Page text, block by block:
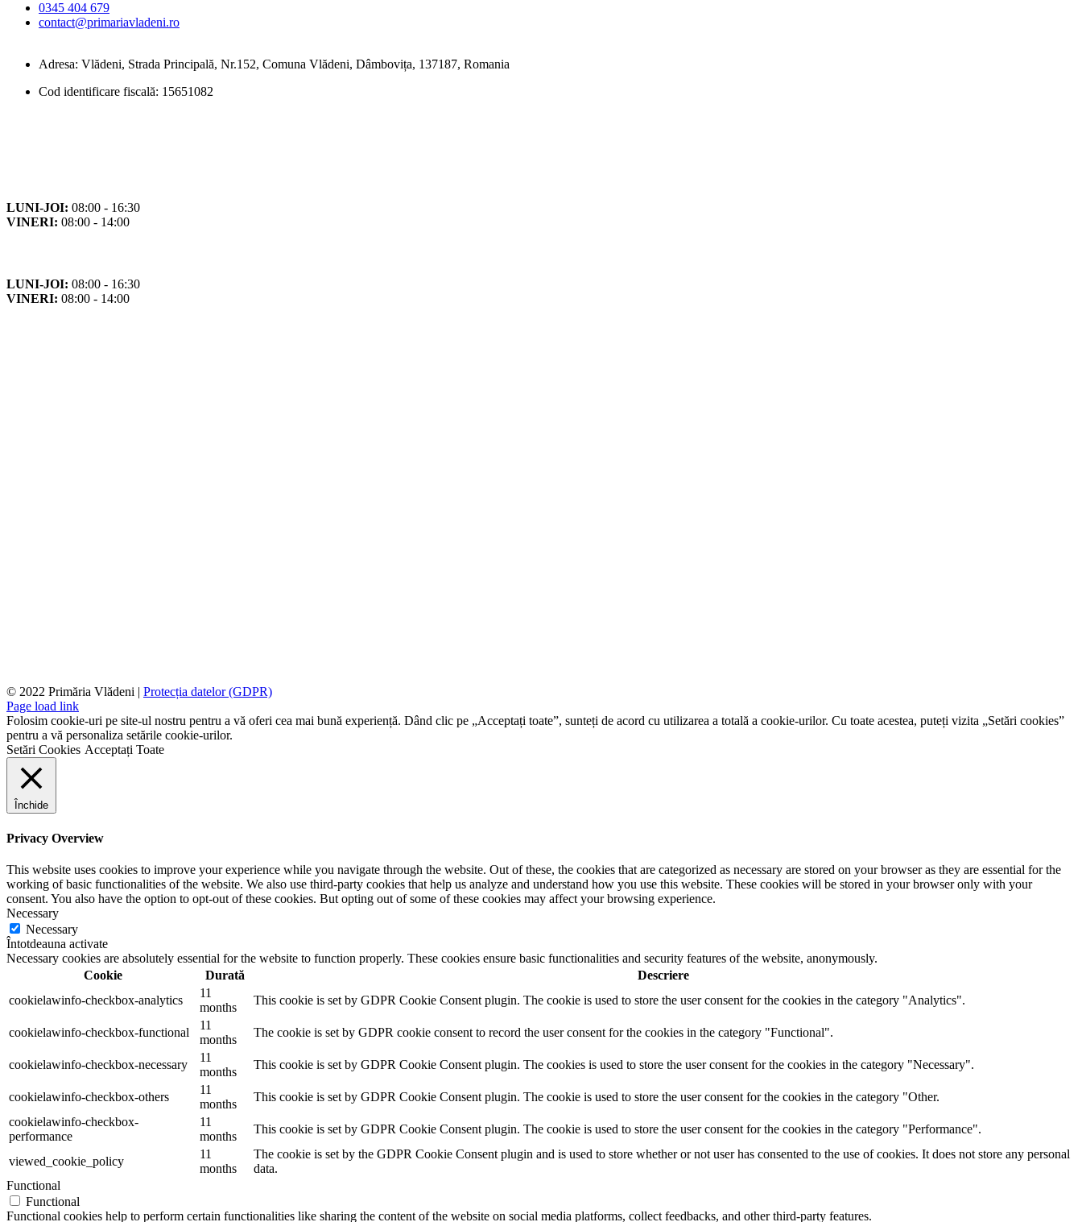
0345 404 679
contact@primariavladeni.ro
Adresa: Vlădeni, Strada Principală, Nr.152, Comuna Vlădeni, Dâmbovița, 137187, Romania
Cod identificare fiscală: 15651082
LUNI-JOI: 08:00 - 16:30
VINERI: 08:00 - 14:00
LUNI-JOI: 08:00 - 16:30
VINERI: 08:00 - 14:00
© 2022 Primăria Vlădeni | Protecția datelor (GDPR)
Page load link
Folosim cookie-uri pe site-ul nostru pentru a vă oferi cea mai bună experiență. Dând clic pe „Acceptați toate”, sunteți de acord cu utilizarea a totală a cookie-urilor. Cu toate acestea, puteți vizita „Setări cookies”
pentru a vă personaliza setările cookie-urilor.
Setări Cookies Acceptați Toate
Închide
Privacy Overview
This website uses cookies to improve your experience while you navigate through the website. Out of these, the cookies that are categorized as necessary are stored on your browser as they are essential for the
working of basic functionalities of the website. We also use third-party cookies that help us analyze and understand how you use this website. These cookies will be stored in your browser only with your
consent. You also have the option to opt-out of these cookies. But opting out of some of these cookies may affect your browsing experience.
Necessary
Necessary
Întotdeauna activate
Necessary cookies are absolutely essential for the website to function properly. These cookies ensure basic functionalities and security features of the website, anonymously.
Cookie
Durată
Descriere
cookielawinfo-checkbox-analytics
11
months
This cookie is set by GDPR Cookie Consent plugin. The cookie is used to store the user consent for the cookies in the category "Analytics".
cookielawinfo-checkbox-functional
11
months
The cookie is set by GDPR cookie consent to record the user consent for the cookies in the category "Functional".
cookielawinfo-checkbox-necessary
11
months
This cookie is set by GDPR Cookie Consent plugin. The cookies is used to store the user consent for the cookies in the category "Necessary".
cookielawinfo-checkbox-others
11
months
This cookie is set by GDPR Cookie Consent plugin. The cookie is used to store the user consent for the cookies in the category "Other.
cookielawinfo-checkbox-
performance
11
months
This cookie is set by GDPR Cookie Consent plugin. The cookie is used to store the user consent for the cookies in the category "Performance".
viewed_cookie_policy
11
months
The cookie is set by the GDPR Cookie Consent plugin and is used to store whether or not user has consented to the use of cookies. It does not store any personal
data.
Functional
Functional
Functional cookies help to perform certain functionalities like sharing the content of the website on social media platforms, collect feedbacks, and other third-party features.